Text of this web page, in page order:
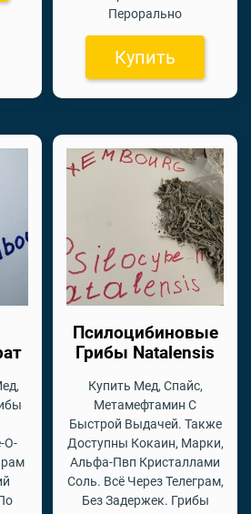
Перорально
Купить
O-
Псилоцибиновые
Грибы Natalensis
Купить Мед, Спайс,
Метамефтамин С
Быстрой Выдачей. Также
Доступны Кокаин, Марки,
Альфа-Пвп Кристаллами
Соль. Всё Через Телеграм,
Без Задержек. Грибы